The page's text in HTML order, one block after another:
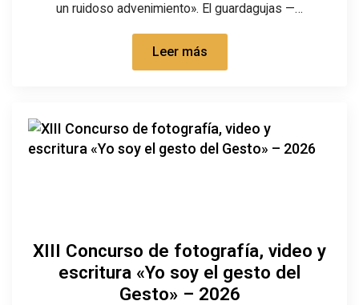
un ruidoso advenimiento». El guardagujas —…
Leer más
XIII Concurso de fotografía, video y
escritura «Yo soy el gesto del
Gesto» – 2026